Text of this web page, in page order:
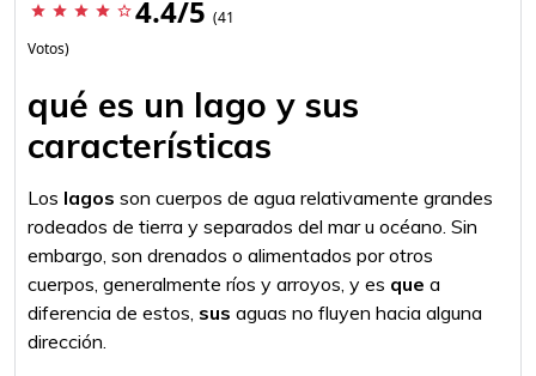
star star star star star_border 4.4/5 (41
Votos)
qué es un lago y sus
características
Los lagos son cuerpos de agua relativamente grandes
rodeados de tierra y separados del mar u océano. Sin
embargo, son drenados o alimentados por otros
cuerpos, generalmente ríos y arroyos, y es que a
diferencia de estos, sus aguas no fluyen hacia alguna
dirección.